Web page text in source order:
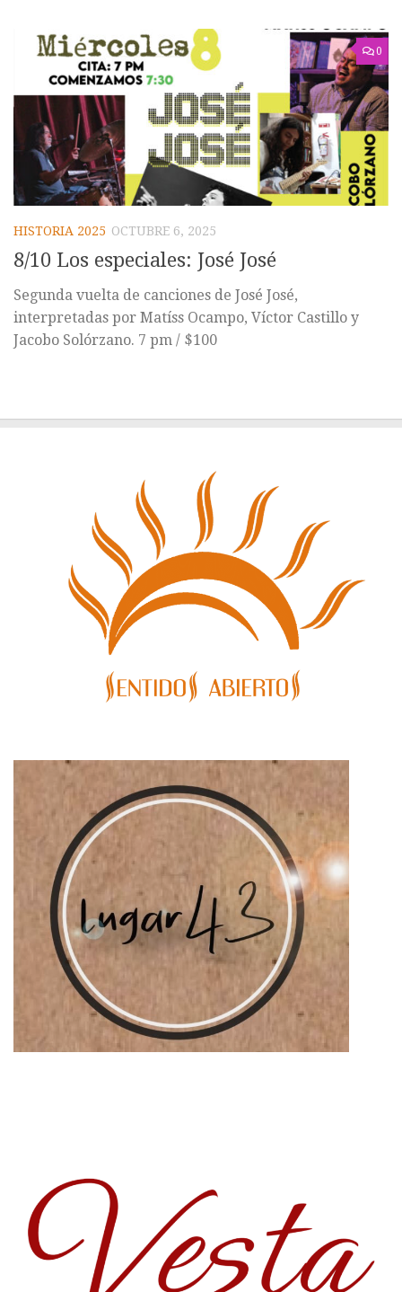
0
HISTORIA 2025 OCTUBRE 6, 2025
8/10 Los especiales: José José
Segunda vuelta de canciones de José José,
interpretadas por Matíss Ocampo, Víctor Castillo y
Jacobo Solórzano. 7 pm / $100